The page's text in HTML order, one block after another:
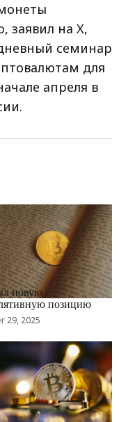
заявил на X,
семинар
для
апреля в
новую
позицию
29, 2025